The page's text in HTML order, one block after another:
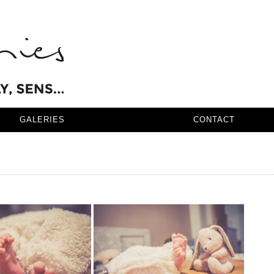
GALERIES CONTACT